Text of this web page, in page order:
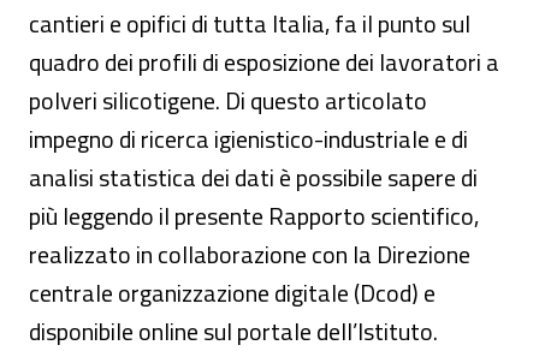
cantieri e opifici di tutta Italia, fa il punto sul
quadro dei profili di esposizione dei lavoratori a
polveri silicotigene. Di questo articolato
impegno di ricerca igienistico-industriale e di
analisi statistica dei dati è possibile sapere di
più leggendo il presente Rapporto scientifico,
realizzato in collaborazione con la Direzione
centrale organizzazione digitale (Dcod) e
disponibile online sul portale dell’Istituto.